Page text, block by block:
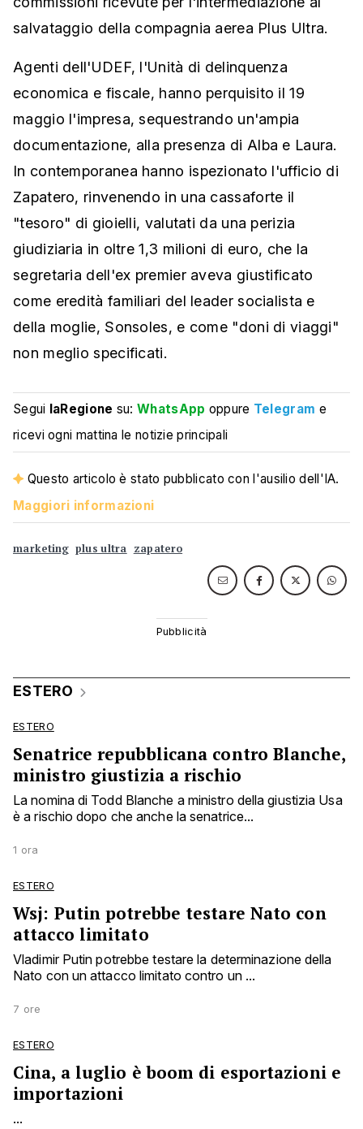
salvataggio della compagnia aerea Plus Ultra.
Agenti dell'UDEF, l'Unità di delinquenza
economica e fiscale, hanno perquisito il 19
maggio l'impresa, sequestrando un'ampia
documentazione, alla presenza di Alba e Laura.
In contemporanea hanno ispezionato l'ufficio di
Zapatero, rinvenendo in una cassaforte il
"tesoro" di gioielli, valutati da una perizia
giudiziaria in oltre 1,3 milioni di euro, che la
segretaria dell'ex premier aveva giustificato
come eredità familiari del leader socialista e
della moglie, Sonsoles, e come "doni di viaggi"
non meglio specificati.
Segui laRegione su:WhatsApp oppure Telegram e
ricevi ogni mattina le notizie principali
Questo articolo è stato pubblicato con l'ausilio dell'IA.
Maggiori informazioni
marketing plus ultra zapatero
ESTERO
ESTERO
Senatrice repubblicana contro Blanche,
ministro giustizia a rischio
La nomina di Todd Blanche a ministro della giustizia Usa
è a rischio dopo che anche la senatrice...
1 ora
ESTERO
Wsj: Putin potrebbe testare Nato con
attacco limitato
Vladimir Putin potrebbe testare la determinazione della
Nato con un attacco limitato contro un ...
7 ore
ESTERO
Cina, a luglio è boom di esportazioni e
importazioni
...